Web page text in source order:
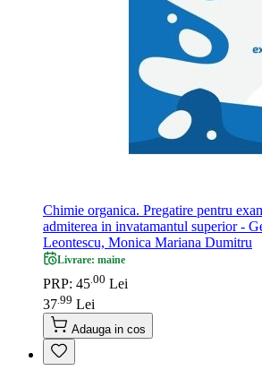
Chimie organica. Pregatire pentru
admiterea in invatamantul superior -
Leontescu, Monica Mariana Dumitru
Livrare: maine
PRP: 45 00 Lei
37 99 Lei
Adauga in cos